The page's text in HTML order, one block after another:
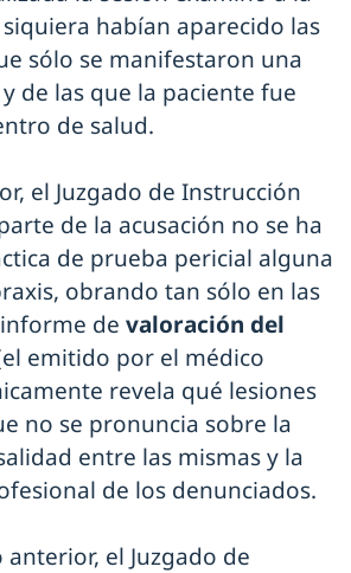
habían aparecido las
sólo se manifestaron una
de las que la paciente fue
de salud.
el Juzgado de Instrucción
de la acusación no se ha
de prueba pericial alguna
obrando tan sólo en las
de valoración del
emitido por el médico
revela qué lesiones
no se pronuncia sobre la
entre las mismas y la
de los denunciados.
el Juzgado de